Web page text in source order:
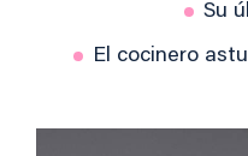
Su
El cocinero